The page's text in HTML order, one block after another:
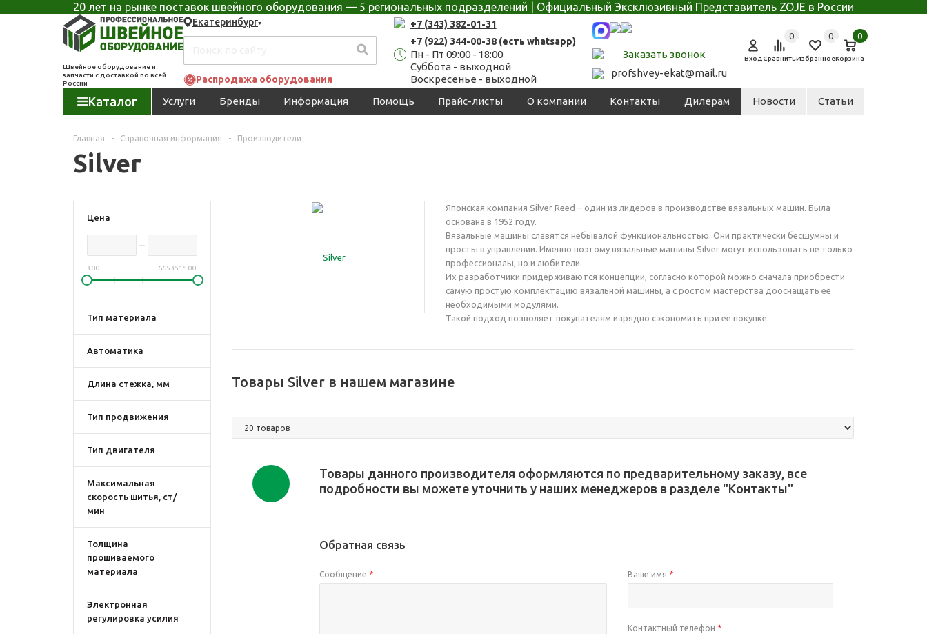
20 лет на рынке поставок швейного оборудования — 5 региональных подразделений | Официальный Эксклюзивный Представитель ZOJE в России
Швейное оборудование и
запчасти с доставкой по всей
России
Екатеринбург
Распродажа оборудования
+7 (343) 382-01-31
+7 (922) 344-00-38 (есть whatsapp)
Пн - Пт 09:00 - 18:00
Суббота - выходной
Воскресенье - выходной
Заказать звонок
profshvey-ekat@mail.ru
ВходСравнить
0
Избранное
0
Корзина
0
Каталог Услуги Бренды Информация Помощь Прайс-листы О компании Контакты Дилерам Новости Статьи
Главная - Справочная информация - Производители
Silver
Цена
3.00 6653515.00
Тип материала
Автоматика
Длина стежка, мм
Тип продвижения
Тип двигателя
Максимальная
скорость шитья, ст/
мин
Толщина
прошиваемого
материала
Электронная
регулировка усилия
Японская компания Silver Reed – один из лидеров в производстве вязальных машин. Была
основана в 1952 году.
Вязальные машины славятся небывалой функциональностью. Они практически бесшумны и
просты в управлении. Именно поэтому вязальные машины Silver могут использовать не только
профессионалы, но и любители.
Их разработчики придерживаются концепции, согласно которой можно сначала приобрести
самую простую комплектацию вязальной машины, а с ростом мастерства дооснащать ее
необходимыми модулями.
Такой подход позволяет покупателям изрядно сэкономить при ее покупке.
Товары Silver в нашем магазине
Товары данного производителя оформляются по предварительному заказу, все
подробности вы можете уточнить у наших менеджеров в разделе "Контакты"
Обратная связь
Сообщение * Ваше имя *
Контактный телефон *